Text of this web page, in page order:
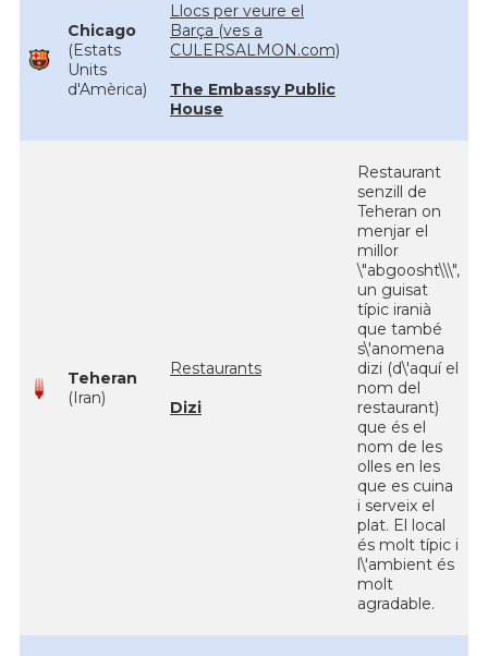
Chicago
(Estats
Units
d'Amèrica)
Llocs per veure el
Barça (ves a
CULERSALMON.com)
The Embassy Public
House
Teheran
(Iran)
Restaurants
Dizi
Restaurant
senzill de
Teheran on
menjar el
millor
\"abgoosht\\\",
un guisat
típic iranià
que també
s\'anomena
dizi (d\'aquí el
nom del
restaurant)
que és el
nom de les
olles en les
que es cuina
i serveix el
plat. El local
és molt típic i
l\'ambient és
molt
agradable.